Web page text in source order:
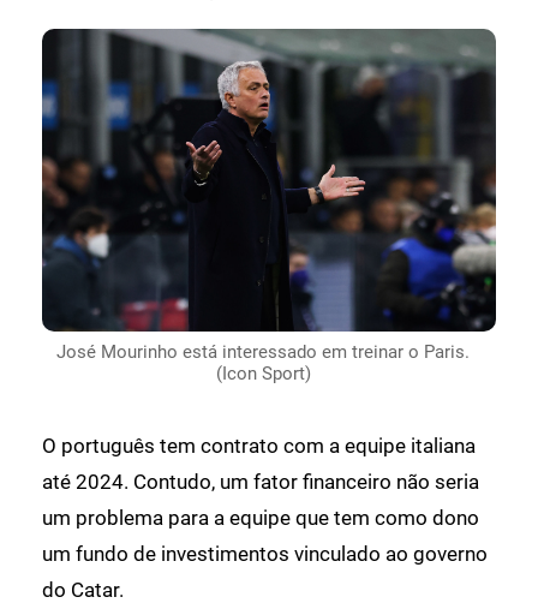
José Mourinho está interessado em treinar o Paris.
(Icon Sport)
O português tem contrato com a equipe italiana
até 2024. Contudo, um fator financeiro não seria
um problema para a equipe que tem como dono
um fundo de investimentos vinculado ao governo
do Catar.